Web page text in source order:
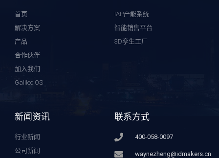
首页
解决方案
产品
合作伙伴
加入我们
Galileo OS
IAP产能系统
智能销售平台
3D孪生工厂
新闻资讯
行业新闻
公司新闻
联系方式
400-058-0097
waynezheng@idmakers.cn